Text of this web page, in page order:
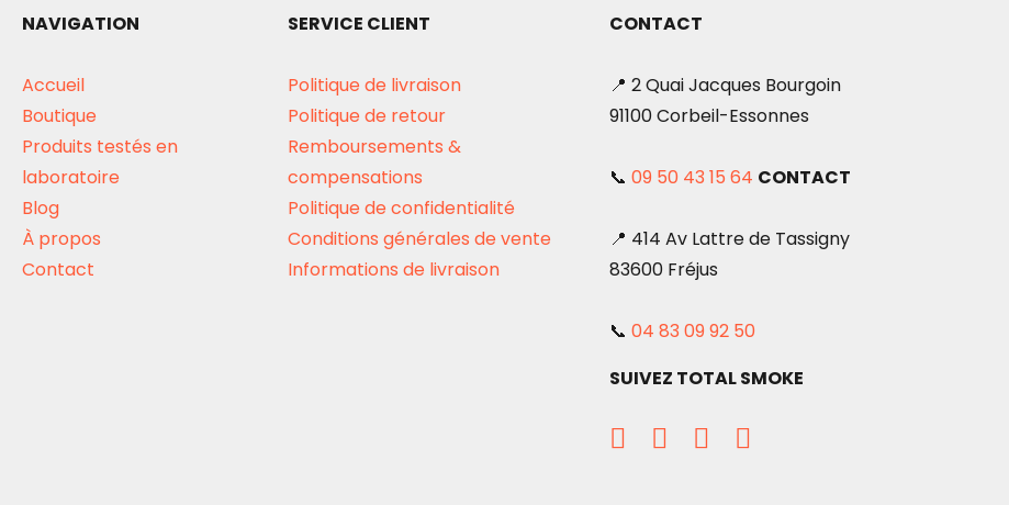
NAVIGATION
Accueil
Boutique
Produits testés en
laboratoire
Blog
À propos
Contact
SERVICE CLIENT
Politique de livraison
Politique de retour
Remboursements &
compensations
Politique de confidentialité
Conditions générales de vente
Informations de livraison
CONTACT
📍 2 Quai Jacques Bourgoin
91100 Corbeil-Essonnes
📞 09 50 43 15 64 CONTACT
📍 414 Av Lattre de Tassigny
83600 Fréjus
📞 04 83 09 92 50
SUIVEZ TOTAL SMOKE